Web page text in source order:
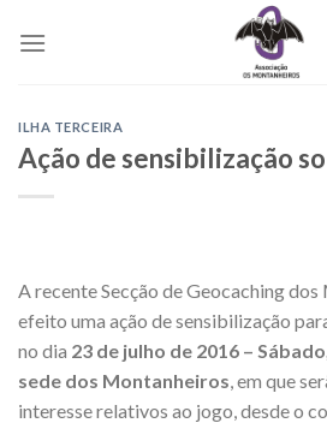
ILHA TERCEIRA
Ação de sensibilização
A recente Secção de Geocaching
efeito uma ação de sensibilização
no dia 23 de julho de 2016 –
sede dos Montanheiros , em que
interesse relativos ao jogo, desde o